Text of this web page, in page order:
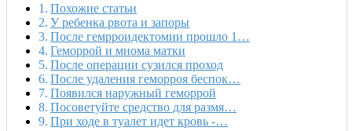
Похожие статьи
У ребенка рвота и запоры
После гемрроидектомии прошло 1…
Геморрой и миома матки
После операции сузился проход
После удаления геморроя беспок…
Появился наружный геморрой
Посоветуйте средство для размя…
При ходе в туалет идет кровь -…